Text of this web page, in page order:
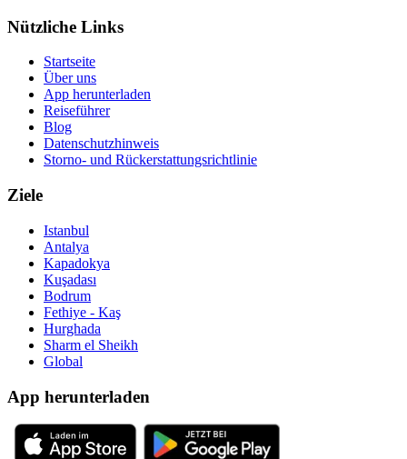
Nützliche Links
Startseite
Über uns
App herunterladen
Reiseführer
Blog
Datenschutzhinweis
Storno- und Rückerstattungsrichtlinie
Ziele
Istanbul
Antalya
Kapadokya
Kuşadası
Bodrum
Fethiye - Kaş
Hurghada
Sharm el Sheikh
Global
App herunterladen